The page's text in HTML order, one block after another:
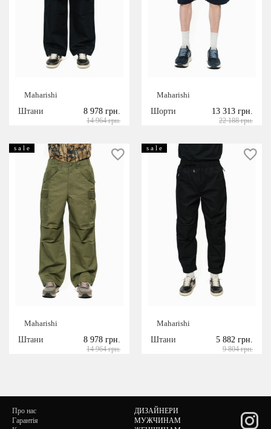
Maharishi
Штани
8 978 грн.
14 964 грн.
Maharishi
Шорти
13 313 грн.
22 188 грн.
s a l e
Maharishi
Штани
8 978 грн.
14 964 грн.
s a l e
Maharishi
Штани
5 882 грн.
9 804 грн.
Про нас
Гарантія
ДИЗАЙНЕРИ
МУЖЧИНАМ